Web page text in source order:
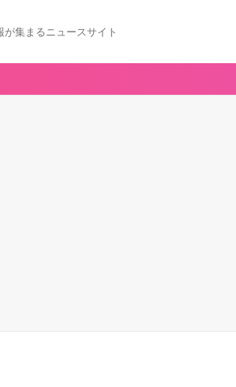
集まるニュースサイト